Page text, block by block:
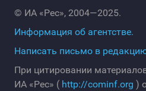
© ИА «Рес», 2004—2025.
Информация об агентстве.
Написать письмо в
При цитировании
ИА «Рес» ( http://cominf.org )